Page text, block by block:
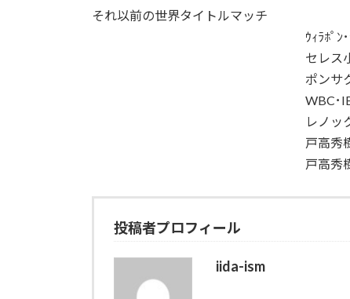
それ以前の世界タイトルマッチ
ｳｨﾗﾎﾟﾝ･ﾅｺﾝﾙｱﾝﾌﾟﾛﾓｰ
セレス小林VSヘス
ポンサクレックVS
WBC･IBF世界ﾍﾋﾞｰ級
レノックス･ルイスVSデ
戸高秀樹VSヨッ
戸高秀樹VSヘスス
投稿者プロフィール
iida-ism